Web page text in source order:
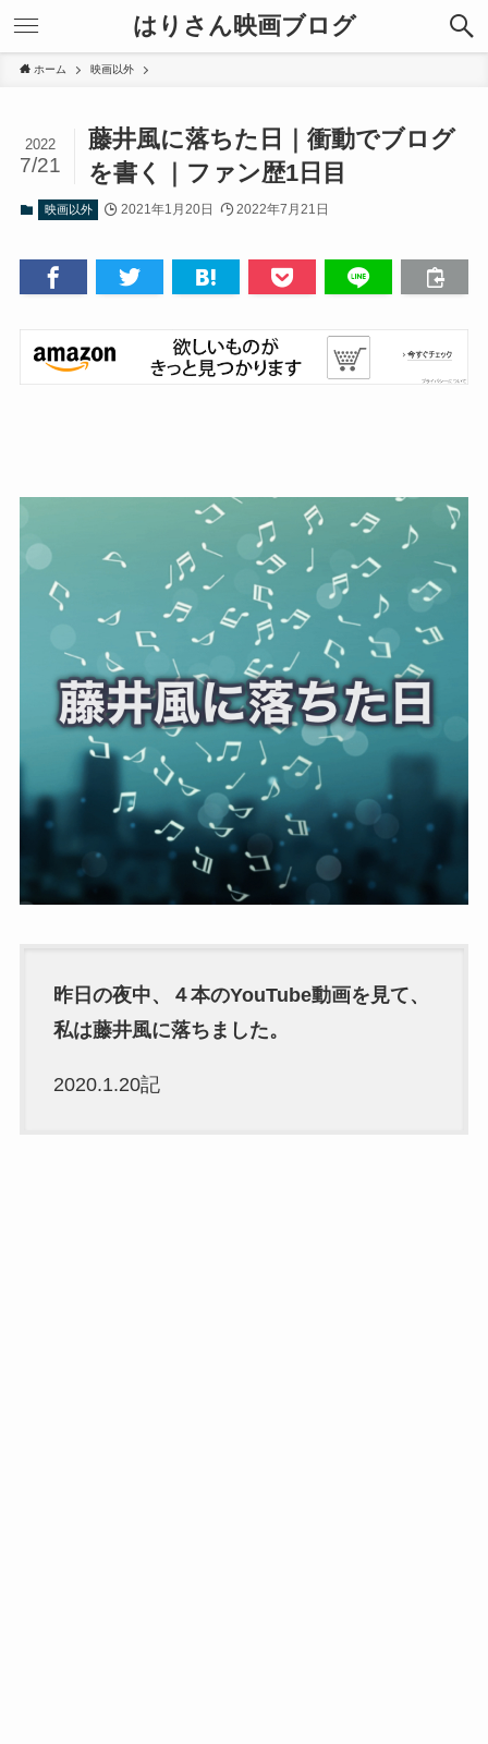
はりさん映画ブログ
ホーム 映画以外
藤井風に落ちた日｜衝動でブログ
を書く｜ファン歴1日目
2022
7/21
映画以外 2021年1月20日 2022年7月21日
昨日の夜中、４本のYouTube動画を見て、
私は藤井風に落ちました。
2020.1.20記